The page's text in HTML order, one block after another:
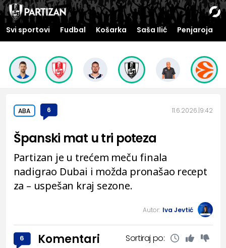
Svi sportovi Fudbal Košarka Saša Ilić Penjaroja
ABA 6 11.6.2026. 9:42
Španski mat u tri poteza
Partizan je u trećem meču finala
nadigrao Dubai i možda pronašao recept
za – uspešan kraj sezone.
Autor: Iva Jevtić
6 Komentari Sortiraj po: